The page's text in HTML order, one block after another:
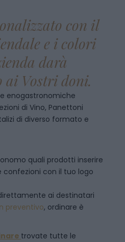
con il
e i colori
darà
ai Vostri doni.
enogastronomiche
di Vino, Panettoni
di diverso formato e
quali prodotti inserire
confezioni con il tuo logo
ai destinatari
preventivo, ordinare è
trovate tutte le